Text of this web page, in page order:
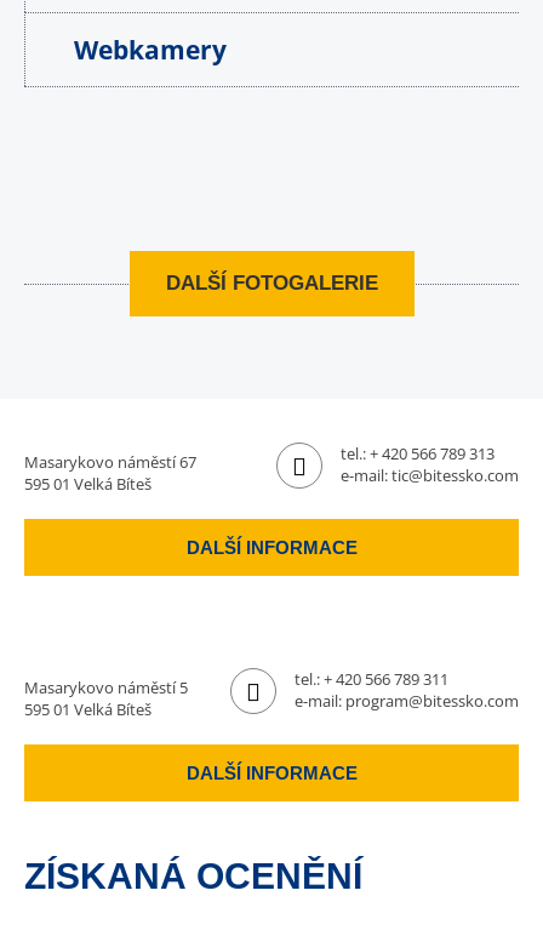
Webkamery
DALŠÍ FOTOGALERIE
Masarykovo náměstí 67
595 01 Velká Bíteš
tel.:+ 420 566 789 313
e-mail:tic@bitessko.com
DALŠÍ INFORMACE
Masarykovo náměstí 5
595 01 Velká Bíteš
tel.:+ 420 566 789 311
e-mail: program@bitessko.com
DALŠÍ INFORMACE
ZÍSKANÁ OCENĚNÍ